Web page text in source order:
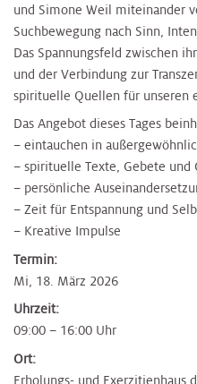
und Simone Weil miteinander
Suchbewegung nach Sinn,
Das Spannungsfeld zwischen
und der Verbindung zur
spirituelle Quellen für unseren
Das Angebot dieses Tages
– eintauchen in
– spirituelle Texte, Gebete und
– persönliche
– Zeit für Entspannung und
– Kreative Impulse
Termin:
Mi, 18. März 2026
Uhrzeit:
09:00 – 16:00 Uhr
Ort:
Erholungs- und Exerzitienhaus